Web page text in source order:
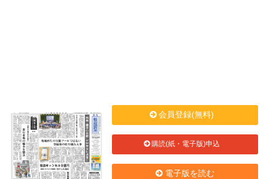
会員登録(無料)
購読(紙・電子版)申込
電子版を読む